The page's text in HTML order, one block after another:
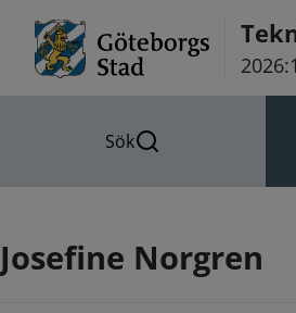
2026:1
Sök
Josefine Norgren